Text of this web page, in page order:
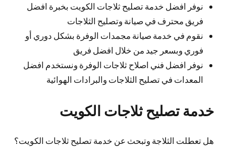
نوفر افضل خدمة تصليح ثلاجات الكويت بخبرة افضل
فريق محترف في صيانة وتصليح الثلاجات
نقوم في خدمة صيانة مجمدات الوفرة بشكل دوري أو
فوري وبسعر جيد من خلال افضل فريق
نوفر افضل فني اصلاح ثلاجات الوفرة ونستخدم افضل
المعدات في تصليح الثلاجات والبرادات الهوائية
خدمة تصليح ثلاجات الكويت
هل تعطلت الثلاجة وتبحث عن خدمة تصليح ثلاجات الكويت؟